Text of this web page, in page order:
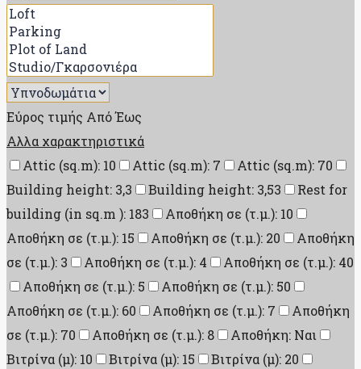
Εύρος τιμής ΑπόΈως
Αλλα χαρακτηριστικά
Attic (sq.m): 10
Attic (sq.m): 7
Attic (sq.m): 70
Building height: 3,3
Building height: 3,53
Rest for
building (in sq.m ): 183
Αποθήκη σε (τ.μ.): 10
Αποθήκη σε (τ.μ.): 15
Αποθήκη σε (τ.μ.): 20
Αποθήκη
σε (τ.μ.): 3
Αποθήκη σε (τ.μ.): 4
Αποθήκη σε (τ.μ.): 40
Αποθήκη σε (τ.μ.): 5
Αποθήκη σε (τ.μ.): 50
Αποθήκη σε (τ.μ.): 60
Αποθήκη σε (τ.μ.): 7
Αποθήκη
σε (τ.μ.): 70
Αποθήκη σε (τ.μ.): 8
Αποθήκη: Ναι
Βιτρίνα (μ): 10
Βιτρίνα (μ): 15
Βιτρίνα (μ): 20